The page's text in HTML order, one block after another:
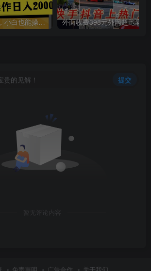
AI起号撸爆头条，小白也能操作，日入2000+
贵的见解！ 提交
暂无评论内容